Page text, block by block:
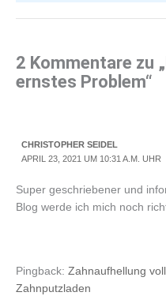
s
t
a
g
r
a
m
c
e
b
o
o
k
-
2 Kommentare zu
ernstes Problem“
CHRISTOPHER SEIDEL
APRIL 23, 2021 UM 10:31 A.M. UHR
Super geschriebener und
Blog werde ich mich noch
Pingback: Zahnaufhellung
Zahnputzladen